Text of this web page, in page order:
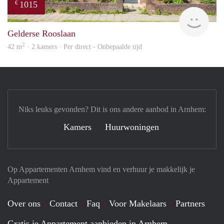
€ 1015
Gelderse Rooslaan
42 m2 · 2 kamers · Per direct - Onbepaalde tijd
Op Appartementen Arnhem vind en verhuur je makkelijk je
Appartement
Over ons Contact Faq Voor Makelaars
Partners
Niks leuks gevonden? Dit is ons andere aanbod in Arnhem:
Kamers Huurwoningen